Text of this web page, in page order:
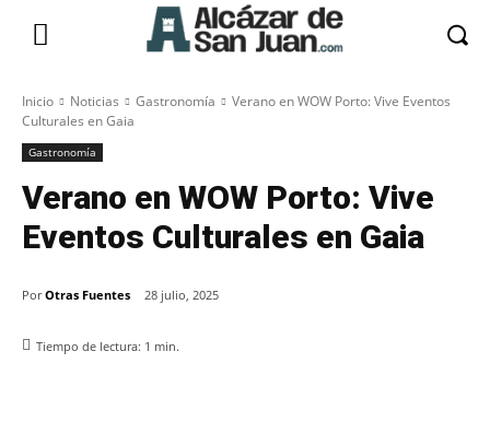
Inicio Noticias Gastronomía
Verano en WOW Porto: Vive Eventos
Culturales en Gaia
Gastronomía
Verano en WOW Porto: Vive
Eventos Culturales en Gaia
Por Otras Fuentes 28 julio, 2025
Tiempo de lectura: 1 min.